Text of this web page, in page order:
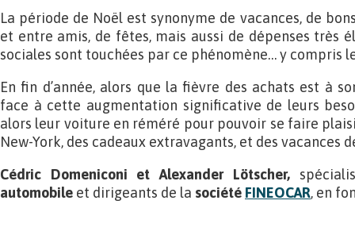
La période de Noël est synonyme de vacances, de
et entre amis, de fêtes, mais aussi de dépenses très
sociales sont touchées par ce phénomène… y compris
En fin d’année, alors que la fièvre des achats est à
face à cette augmentation significative de leurs
alors leur voiture en réméré pour pouvoir se faire
New-York, des cadeaux extravagants, et des vacances
Cédric Domeniconi et Alexander Lötscher,
automobile et dirigeants de la société FINEOCAR, en